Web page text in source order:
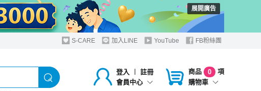
展開廣告
S-CARE 加入LINE YouTube FB粉絲團
登入 ︱
註冊
會員中心
商品 0
項
購物車